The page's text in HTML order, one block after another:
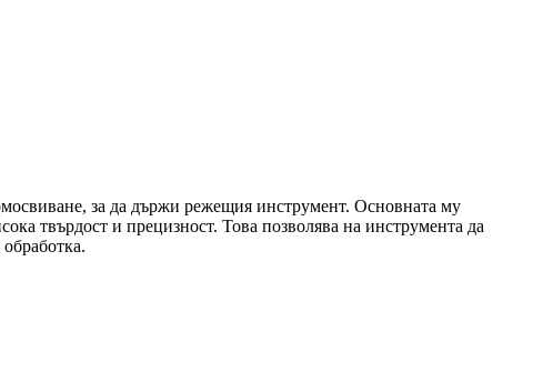
за да държи режещия инструмент. Основната му
твърдост и прецизност. Това позволява на инструмента да